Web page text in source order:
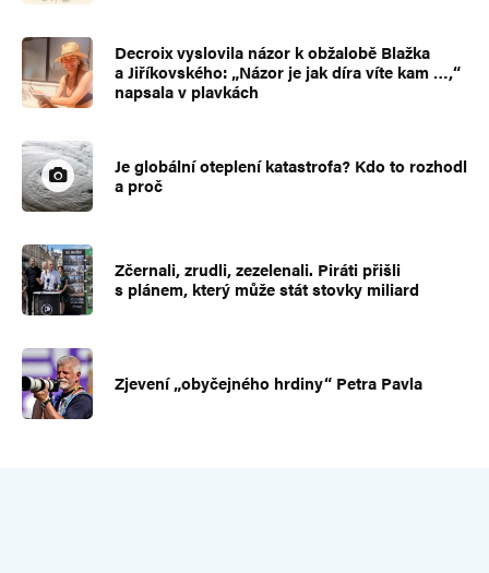
Decroix vyslovila názor k obžalobě Blažka
a Jiříkovského: „Názor je jak díra víte kam …,“
napsala v plavkách
Je globální oteplení katastrofa? Kdo to rozhodl
a proč
Zčernali, zrudli, zezelenali. Piráti přišli
s plánem, který může stát stovky miliard
Zjevení „obyčejného hrdiny“ Petra Pavla